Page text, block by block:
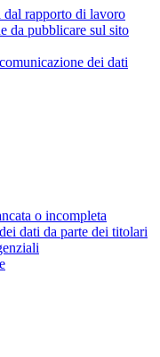
dal rapporto di lavoro
da pubblicare sul sito
dei dati
o incompleta
dati da parte dei titolari